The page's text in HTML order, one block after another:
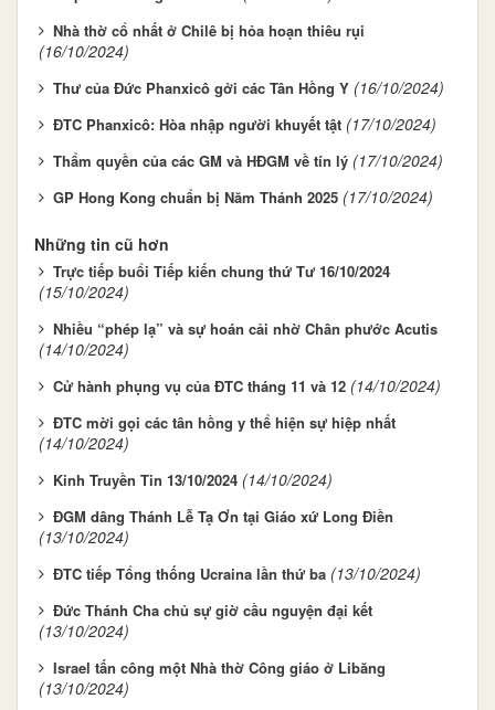
Nhà thờ cổ nhất ở Chilê bị hỏa hoạn thiêu rụi
(16/10/2024)
Thư của Đức Phanxicô gởi các Tân Hồng Y (16/10/2024)
ĐTC Phanxicô: Hòa nhập người khuyết tật (17/10/2024)
Thẩm quyền của các GM và HĐGM về tín lý (17/10/2024)
GP Hong Kong chuẩn bị Năm Thánh 2025 (17/10/2024)
Những tin cũ hơn
Trực tiếp buổi Tiếp kiến chung thứ Tư 16/10/2024
(15/10/2024)
Nhiều “phép lạ” và sự hoán cải nhờ Chân phước Acutis
(14/10/2024)
Cử hành phụng vụ của ĐTC tháng 11 và 12 (14/10/2024)
ĐTC mời gọi các tân hồng y thể hiện sự hiệp nhất
(14/10/2024)
Kinh Truyền Tin 13/10/2024 (14/10/2024)
ĐGM dâng Thánh Lễ Tạ Ơn tại Giáo xứ Long Điền
(13/10/2024)
ĐTC tiếp Tổng thống Ucraina lần thứ ba (13/10/2024)
Đức Thánh Cha chủ sự giờ cầu nguyện đại kết
(13/10/2024)
Israel tấn công một Nhà thờ Công giáo ở Libăng
(13/10/2024)